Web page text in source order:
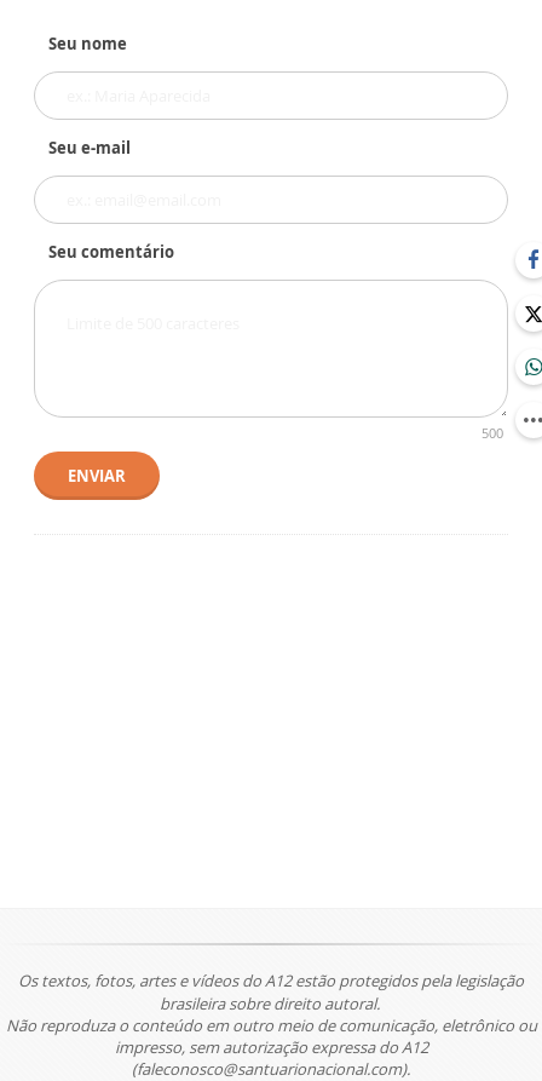
Seu nome
Seu e-mail
Seu comentário
500
ENVIAR
Os textos, fotos, artes e vídeos do A12 estão protegidos pela legislação
brasileira sobre direito autoral.
Não reproduza o conteúdo em outro meio de comunicação, eletrônico ou
impresso, sem autorização expressa do A12
(faleconosco@santuarionacional.com).